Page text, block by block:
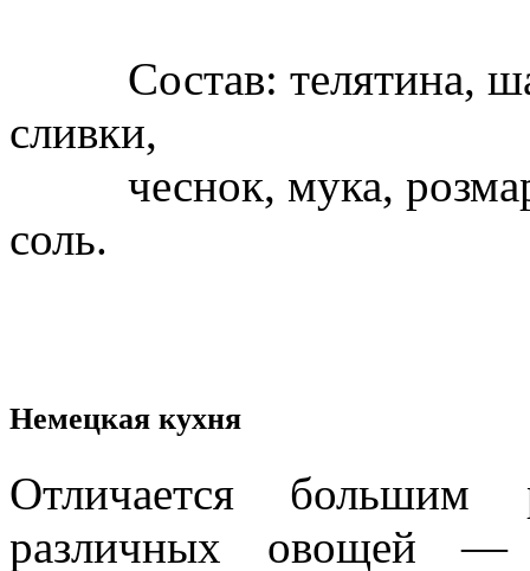
Состав: телятина,
сливки,
чеснок, мука,
соль.
Немецкая кухня
Отличается большим
различных овощей